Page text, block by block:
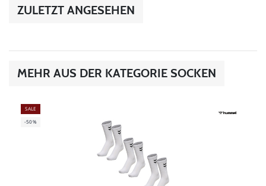
ZULETZT ANGESEHEN
MEHR AUS DER KATEGORIE SOCKEN
SALE
-50%